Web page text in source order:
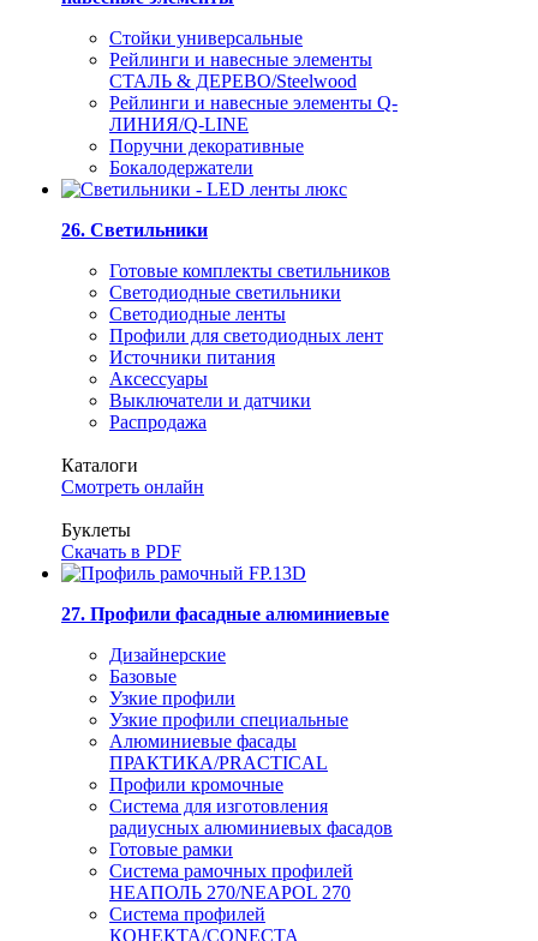
Стойки универсальные
Рейлинги и навесные элементы
СТАЛЬ & ДЕРЕВО/Steelwood
Рейлинги и навесные элементы Q-
ЛИНИЯ/Q-LINE
Поручни декоративные
Бокалодержатели
26. Светильники
Готовые комплекты светильников
Светодиодные светильники
Светодиодные ленты
Профили для светодиодных лент
Источники питания
Аксессуары
Выключатели и датчики
Распродажа
Каталоги
Смотреть онлайн
Буклеты
Скачать в PDF
27. Профили фасадные алюминиевые
Дизайнерские
Базовые
Узкие профили
Узкие профили специальные
Алюминиевые фасады
ПРАКТИКА/PRACTICAL
Профили кромочные
Система для изготовления
радиусных алюминиевых фасадов
Готовые рамки
Система рамочных профилей
НЕАПОЛЬ 270/NEAPOL 270
Система профилей
КОНЕКТА/CONECTA